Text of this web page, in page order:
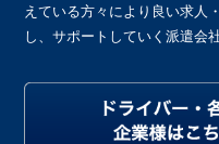
えている方々により良い求人
し、サポートしていく派遣会